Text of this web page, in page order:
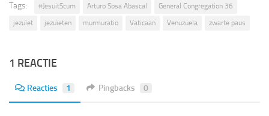
Tags: #JesuitScum Arturo Sosa Abascal
General Congregation 36
jezuïet
jezuïeten murmuratio Vaticaan Venuzuela zwarte paus
1 REACTIE
Reacties 1 Pingbacks 0